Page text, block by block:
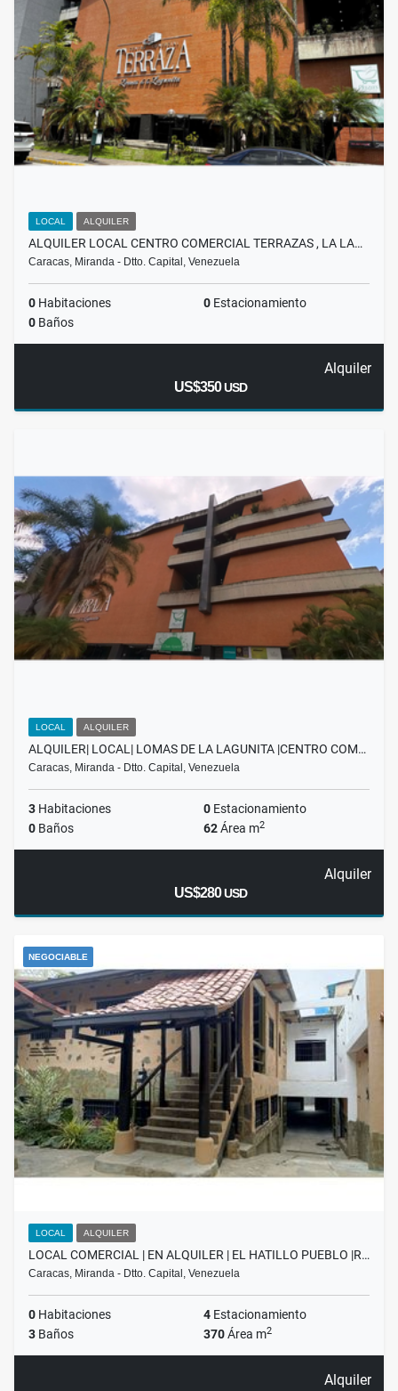
LOCAL ALQUILER
ALQUILER LOCAL CENTRO COMERCIAL TERRAZAS , LA LA…
Caracas, Miranda - Dtto. Capital, Venezuela
0 Habitaciones 0 Estacionamiento
0 Baños
Alquiler
US$350USD
LOCAL ALQUILER
ALQUILER| LOCAL| LOMAS DE LA LAGUNITA |CENTRO COM…
Caracas, Miranda - Dtto. Capital, Venezuela
3 Habitaciones 0 Estacionamiento
0 Baños 62Área m2
Alquiler
US$280USD
NEGOCIABLE
LOCAL ALQUILER
LOCAL COMERCIAL | EN ALQUILER | EL HATILLO PUEBLO |R…
Caracas, Miranda - Dtto. Capital, Venezuela
0 Habitaciones 4 Estacionamiento
3 Baños 370Área m2
Alquiler